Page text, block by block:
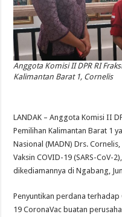
Anggota Komisi II DPR RI
Kalimantan Barat 1, Cornelis
LANDAK – Anggota Komisi II
Pemilihan Kalimantan Barat 1
Nasional (MADN) Drs.
Vaksin COVID-19 (SARS-CoV-
dikediamannya di Ngabang,
Penyuntikan perdana terhadap
19 CoronaVac buatan